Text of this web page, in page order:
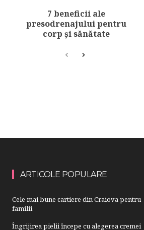
7 beneficii ale
presodrenajului pentru
corp și sănătate
ARTICOLE POPULARE
Cele mai bune cartiere din Craiova pentru
familii
Îngrijirea pielii începe cu alegerea cremei